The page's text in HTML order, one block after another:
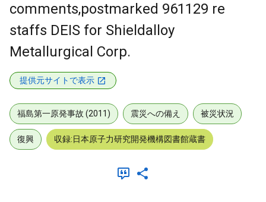
comments,postmarked 961129 re
staffs DEIS for Shieldalloy
Metallurgical Corp.
提供元サイトで表示
福島第一原発事故 (2011) 震災への備え 被災状況
復興 収録:日本原子力研究開発機構図書館蔵書